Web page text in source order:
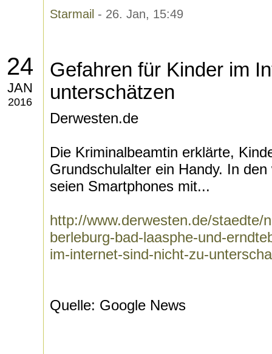
Starmail - 26. Jan, 15:49
24
JAN
2016
Gefahren für Kinder im
unterschätzen
Derwesten.de
Die Kriminalbeamtin erklärte,
Grundschulalter ein Handy. In
seien Smartphones mit...
http://www.derwesten.de/staedte/
berleburg-bad-laasphe-und-
im-internet-sind-nicht-zu-
Quelle: Google News